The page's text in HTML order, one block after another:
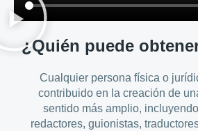
¿Quién puede
Cualquier persona física o
contribuido en la creación de
sentido más amplio,
redactores, guionistas,